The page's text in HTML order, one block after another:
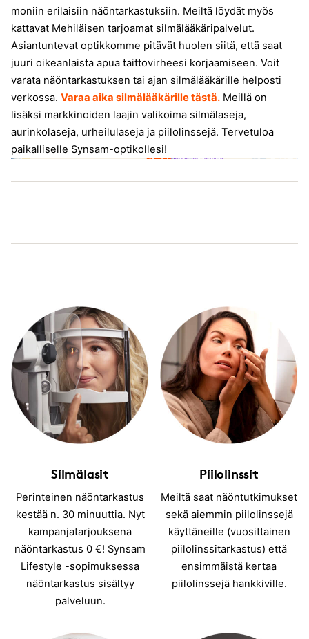
moniin erilaisiin näöntarkastuksiin. Meiltä löydät myös
kattavat Mehiläisen tarjoamat silmälääkäripalvelut.
Asiantuntevat optikkomme pitävät huolen siitä, että saat
juuri oikeanlaista apua taittovirheesi korjaamiseen. Voit
varata näöntarkastuksen tai ajan silmälääkärille helposti
verkossa. Varaa aika silmälääkärille tästä. Meillä on
lisäksi markkinoiden laajin valikoima silmälaseja,
aurinkolaseja, urheilulaseja ja piilolinssejä. Tervetuloa
paikalliselle Synsam-optikollesi!
Silmälasit
Perinteinen näöntarkastus
kestää n. 30 minuuttia. Nyt
kampanjatarjouksena
näöntarkastus 0 €! Synsam
Lifestyle -sopimuksessa
näöntarkastus sisältyy
palveluun.
Piilolinssit
Meiltä saat näöntutkimukset
sekä aiemmin piilolinssejä
käyttäneille (vuosittainen
piilolinssitarkastus) että
ensimmäistä kertaa
piilolinssejä hankkiville.